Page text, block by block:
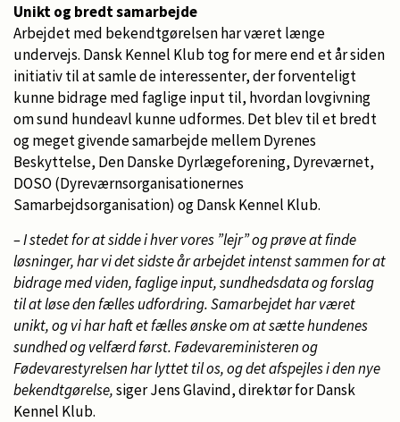
Unikt og bredt samarbejde
Arbejdet med bekendtgørelsen har været længe
undervejs. Dansk Kennel Klub tog for mere end et år siden
initiativ til at samle de interessenter, der forventeligt
kunne bidrage med faglige input til, hvordan lovgivning
om sund hundeavl kunne udformes. Det blev til et bredt
og meget givende samarbejde mellem Dyrenes
Beskyttelse, Den Danske Dyrlægeforening, Dyreværnet,
DOSO (Dyreværnsorganisationernes
Samarbejdsorganisation) og Dansk Kennel Klub.
– I stedet for at sidde i hver vores ”lejr” og prøve at finde
løsninger, har vi det sidste år arbejdet intenst sammen for at
bidrage med viden, faglige input, sundhedsdata og forslag
til at løse den fælles udfordring. Samarbejdet har været
unikt, og vi har haft et fælles ønske om at sætte hundenes
sundhed og velfærd først. Fødevareministeren og
Fødevarestyrelsen har lyttet til os, og det afspejles i den nye
bekendtgørelse,siger Jens Glavind, direktør for Dansk
Kennel Klub.